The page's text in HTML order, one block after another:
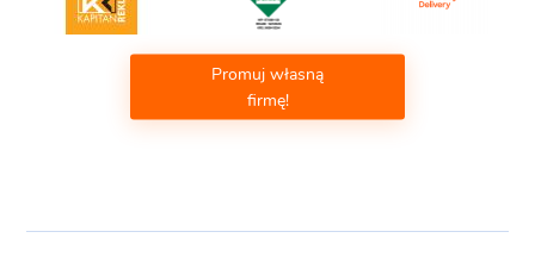
Promuj własną
firmę!